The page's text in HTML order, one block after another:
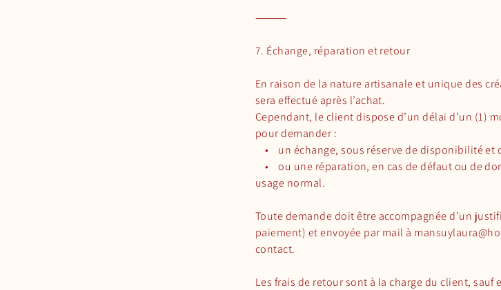
⸻
7. Échange, réparation et retour
En raison de la nature artisanale et unique des
sera effectué après l’achat.
Cependant, le client dispose d’un délai d’un (1)
pour demander :
• un échange, sous réserve de disponibilité et
• ou une réparation, en cas de défaut ou de
usage normal.
Toute demande doit être accompagnée d’un
paiement) et envoyée par mail à
contact.
Les frais de retour sont à la charge du client, sauf